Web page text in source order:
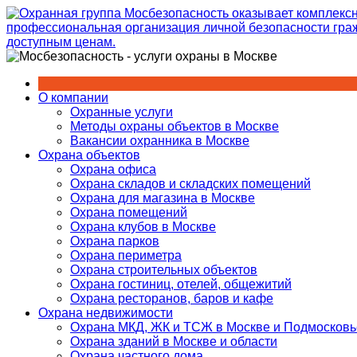
Перейти
к
содержимому
О компании
Охранные услуги
Методы охраны объектов в Москве
Вакансии охранника в Москве
Охрана объектов
Охрана офиса
Охрана складов и складских помещений
Охрана для магазина в Москве
Охрана помещений
Охрана клубов в Москве
Охрана парков
Охрана периметра
Охрана строительных объектов
Охрана гостиниц, отелей, общежитий
Охрана ресторанов, баров и кафе
Охрана недвижимости
Охрана МКД, ЖК и ТСЖ в Москве и
Охрана зданий в Москве и области